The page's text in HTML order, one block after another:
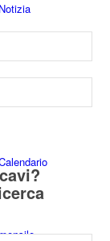
Notizia